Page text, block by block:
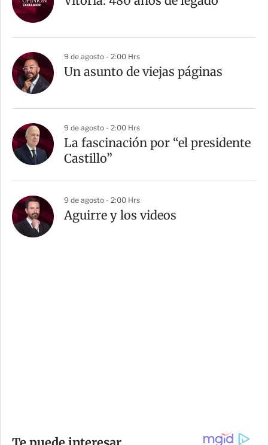
9 de agosto - 2:00 Hrs
Un asunto de viejas páginas
9 de agosto - 2:00 Hrs
La fascinación por “el presidente
Castillo”
9 de agosto - 2:00 Hrs
Aguirre y los videos